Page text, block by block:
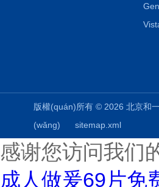
版權(quán)所有 © 2026 北京
(wǎng)
sitemap.xml
感谢您访问我们
成人做爰69片免